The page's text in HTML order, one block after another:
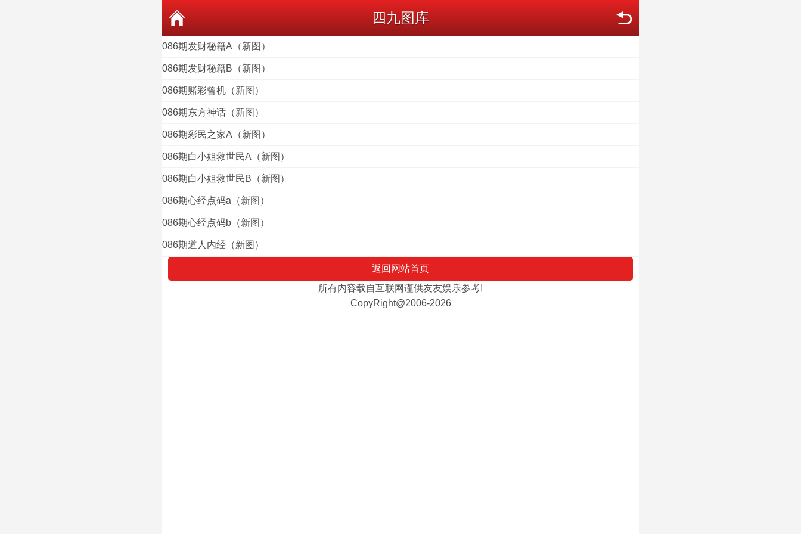
四九图库
086期发财秘籍A（新图）
086期发财秘籍B（新图）
086期赌彩曾机（新图）
086期东方神话（新图）
086期彩民之家A（新图）
086期白小姐救世民A（新图）
086期白小姐救世民B（新图）
086期心经点码a（新图）
086期心经点码b（新图）
086期道人内经（新图）
返回网站首页
所有内容载自互联网谨供友友娱乐参考!
CopyRight@2006-2026